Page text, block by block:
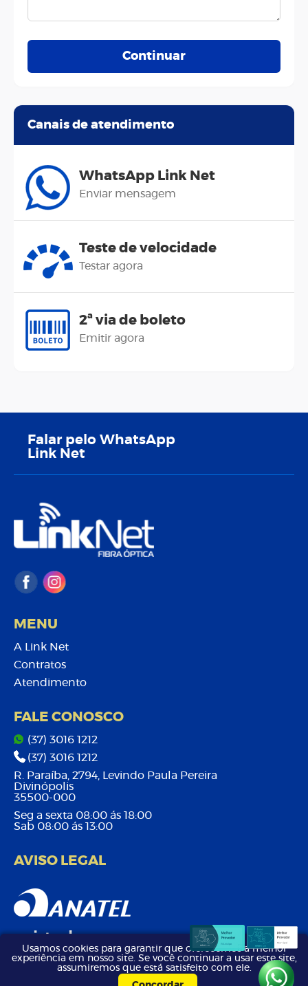
Continuar
Canais de atendimento
WhatsApp Link Net
Enviar mensagem
Teste de velocidade
Testar agora
2ª via de boleto
Emitir agora
Falar pelo WhatsApp
Link Net
MENU
A Link Net
Contratos
Atendimento
FALE CONOSCO
(37) 3016 1212
(37) 3016 1212
R. Paraíba, 2794, Levindo Paula Pereira
Divinópolis
35500-000
Seg a sexta 08:00 ás 18:00
Sab 08:00 ás 13:00
AVISO LEGAL
DRIBLE| ©2026 - Link Net – Todos os
Usamos cookies para garantir que oferecemos a melhor
experiência em nosso site. Se você continuar a usar este site,
assumiremos que está satisfeito com ele.